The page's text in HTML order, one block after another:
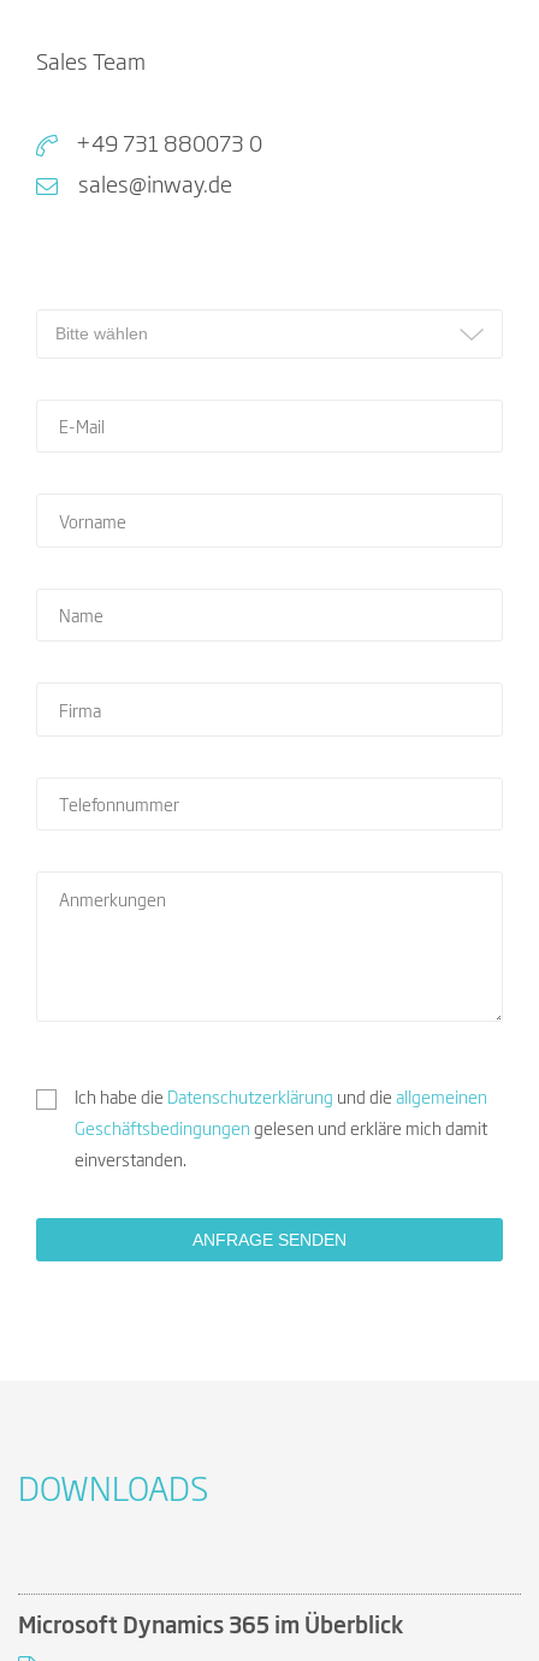
Sales Team
+49 731 880073 0
sales@inway.de
Ich habe die Datenschutzerklärung und die allgemeinen
Geschäftsbedingungen gelesen und erkläre mich damit
einverstanden.
DOWNLOADS
Microsoft Dynamics 365 im Überblick